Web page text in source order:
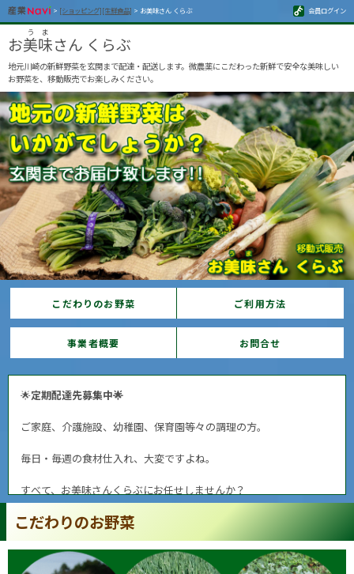
会員ログイン
> [ショッピング][生鮮食品] > お美味さん くらぶ
お美味さん くらぶ
地元川崎の新鮮野菜を玄関まで配達・配送します。微農薬にこだわった新鮮で安全な美味しい
お野菜を、移動販売でお楽しみください。
こだわりのお野菜 ご利用方法
事業者概要 お問合せ
🌟定期配達先募集中🌟
ご家庭、介護施設、幼稚園、保育園等々の調理の方。
毎日・毎週の食材仕入れ、大変ですよね。
すべて、お美味さんくらぶにお任せしませんか？
川崎産の野菜のみならず、何でもご用命下さい。
現在、川崎市高津区・中原区の地域限定で、定期配達先募集中です！
こだわりのお野菜